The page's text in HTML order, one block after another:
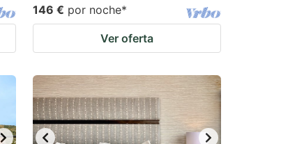
146 € por noche*
Ver oferta